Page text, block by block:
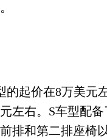
的起价在8万美元
左右。S车型配
排和第二排座椅